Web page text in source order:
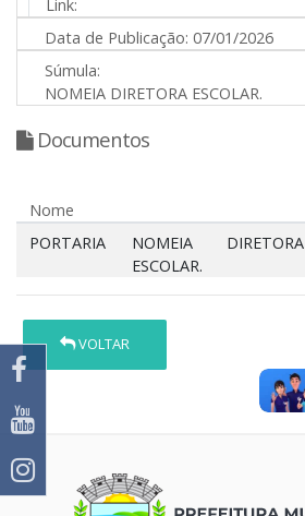
Link:
Data de Publicação: 07/01/2026
Súmula:
NOMEIA DIRETORA ESCOLAR.
Documentos
Nome
PORTARIA
NOMEIA DIRETORA
ESCOLAR.
VOLTAR